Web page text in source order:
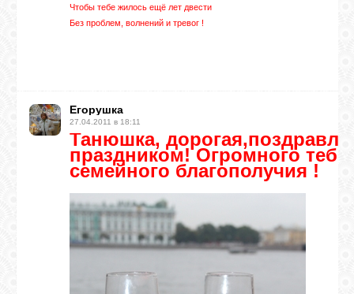
Чтобы тебе жилось ещё лет двести
Без проблем, волнений и тревог !
Егорушка
27.04.2011 в 18:11
Танюшка,
праздником! Огромного
семейного благополучия !